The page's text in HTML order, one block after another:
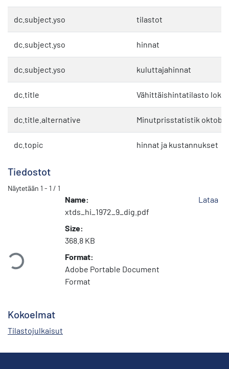
dc.subject.yso tilastot
dc.subject.yso hinnat
dc.subject.yso kuluttajahinnat
dc.title Vähittäishintatilasto
dc.title.alternative Minutprisstatistik
dc.topic hinnat ja kustannukset
Tiedostot
Näytetään 1 - 1 / 1
Name:
xtds_hi_1972_9_dig.pdf
Size:
368.8 KB
Format:
Adobe Portable Document
Format
Lataa
Kokoelmat
Tilastojulkaisut